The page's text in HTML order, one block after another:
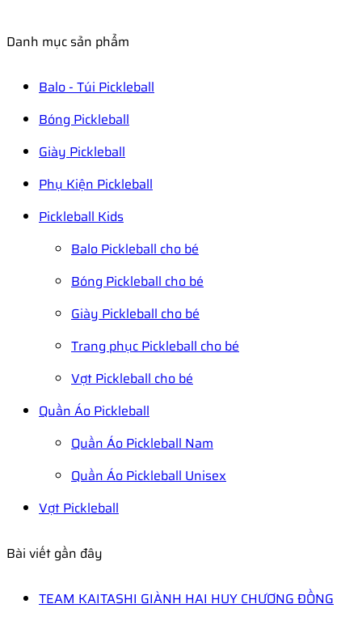
Danh mục sản phẩm
Balo - Túi Pickleball
Bóng Pickleball
Giày Pickleball
Phụ Kiện Pickleball
Pickleball Kids
Balo Pickleball cho bé
Bóng Pickleball cho bé
Giày Pickleball cho bé
Trang phục Pickleball cho bé
Vợt Pickleball cho bé
Quần Áo Pickleball
Quần Áo Pickleball Nam
Quần Áo Pickleball Unisex
Vợt Pickleball
Bài viết gần đây
TEAM KAITASHI GIÀNH HAI HUY CHƯƠNG ĐỒNG